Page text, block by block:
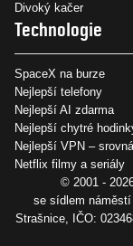
Divoký kačer
Technologie
SpaceX na burze
Nejlepší telefony
Nejlepší AI zdarma
Nejlepší chytré
Nejlepší VPN –
Netflix filmy a seriály
© 2001 -
se sídlem
Strašnice, IČO: